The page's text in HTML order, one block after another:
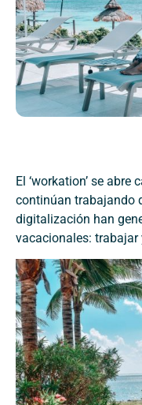
El ‘workation’ se
continúan trabajando
digitalización han
vacacionales: trabajar